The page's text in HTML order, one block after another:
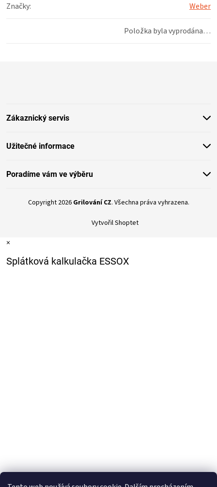
Značky: Weber
Položka byla vyprodána…
Zákaznický servis
Užitečné informace
Poradíme vám ve výběru
Vytvořil Shoptet
Copyright 2026 Grilování CZ. Všechna práva vyhrazena.
×
Splátková kalkulačka ESSOX